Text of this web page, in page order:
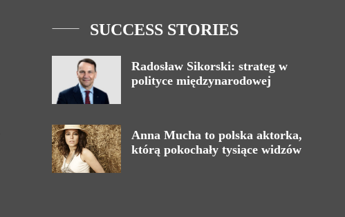
SUCCESS STORIES
Radosław Sikorski: strateg w
polityce międzynarodowej
Anna Mucha to polska aktorka,
którą pokochały tysiące widzów